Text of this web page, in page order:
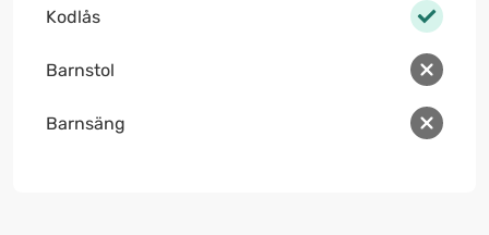
Kodlås
Barnstol
Barnsäng